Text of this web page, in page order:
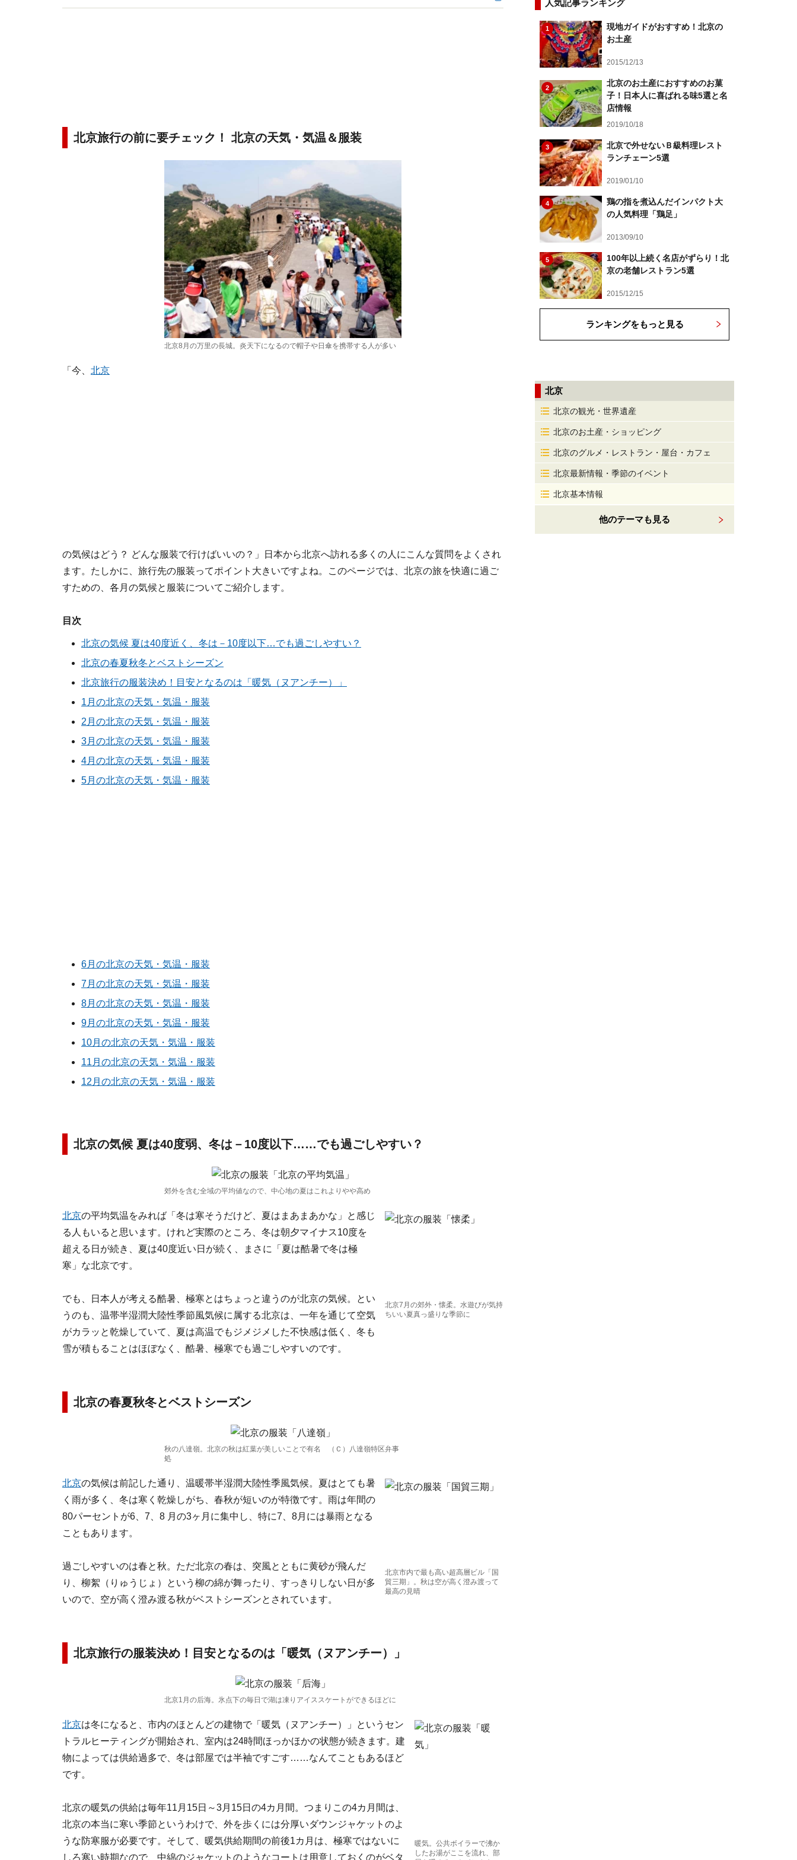
北京旅行の前に要チェック！ 北京の天気・気温＆服装
北京8月の万里の長城。炎天下になるので帽子や日傘を携帯する人が多い
「今、 北京
の気候はどう？ どんな服装で行けばいいの？」日本から北京へ訪れる多くの人にこんな質問をよくされ
ます。たしかに、旅行先の服装ってポイント大きいですよね。このページでは、北京の旅を快適に過ご
すための、各月の気候と服装についてご紹介します。
目次
北京の気候 夏は40度近く、冬は－10度以下…でも過ごしやすい？
北京の春夏秋冬とベストシーズン
北京旅行の服装決め！目安となるのは「暖気（ヌアンチー）」
1月の北京の天気・気温・服装
2月の北京の天気・気温・服装
3月の北京の天気・気温・服装
4月の北京の天気・気温・服装
5月の北京の天気・気温・服装
6月の北京の天気・気温・服装
7月の北京の天気・気温・服装
8月の北京の天気・気温・服装
9月の北京の天気・気温・服装
10月の北京の天気・気温・服装
11月の北京の天気・気温・服装
12月の北京の天気・気温・服装
北京の気候 夏は40度弱、冬は－10度以下……でも過ごしやすい？
郊外を含む全域の平均値なので、中心地の夏はこれよりやや高め
北京7月の郊外・懐柔。水遊びが気持
ちいい夏真っ盛りな季節に
北京の平均気温をみれば「冬は寒そうだけど、夏はまあまあかな」と感じ
る人もいると思います。けれど実際のところ、冬は朝夕マイナス10度を
超える日が続き、夏は40度近い日が続く、まさに「夏は酷暑で冬は極
寒」な北京です。
でも、日本人が考える酷暑、極寒とはちょっと違うのが北京の気候。とい
うのも、温帯半湿潤大陸性季節風気候に属する北京は、一年を通じて空気
がカラッと乾燥していて、夏は高温でもジメジメした不快感は低く、冬も
雪が積もることはほぼなく、酷暑、極寒でも過ごしやすいのです。
北京の春夏秋冬とベストシーズン
秋の八達嶺。北京の秋は紅葉が美しいことで有名 （Ｃ）八達嶺特区弁事
処
北京市内で最も高い超高層ビル「国
貿三期」。秋は空が高く澄み渡って
最高の見晴
北京の気候は前記した通り、温暖帯半湿潤大陸性季風気候。夏はとても暑
く雨が多く、冬は寒く乾燥しがち、春秋が短いのが特徴です。雨は年間の
80パーセントが6、7、8 月の3ヶ月に集中し、特に7、8月には暴雨となる
こともあります。
過ごしやすいのは春と秋。ただ北京の春は、突風とともに黄砂が飛んだ
り、柳絮（りゅうじょ）という柳の綿が舞ったり、すっきりしない日が多
いので、空が高く澄み渡る秋がベストシーズンとされています。
北京旅行の服装決め！目安となるのは「暖気（ヌアンチー）」
北京1月の后海。氷点下の毎日で湖は凍りアイススケートができるほどに
暖気。公共ボイラーで沸か
したお湯がここを流れ、部
北京は冬になると、市内のほとんどの建物で「暖気（ヌアンチー）」というセン
トラルヒーティングが開始され、室内は24時間ほっかほかの状態が続きます。建
物によっては供給過多で、冬は部屋では半袖ですごす……なんてこともあるほど
です。
北京の暖気の供給は毎年11月15日～3月15日の4カ月間。つまりこの4カ月間は、
北京の本当に寒い季節というわけで、外を歩くには分厚いダウンジャケットのよ
うな防寒服が必要です。そして、暖気供給期間の前後1カ月は、極寒ではないに
しろ寒い時期なので、中綿のジャケットのようなコートは用意しておくのがベタ
人気記事ランキング
1
現地ガイドがおすすめ！北京の
お土産
2015/12/13
2
北京のお土産におすすめのお菓
子！日本人に喜ばれる味5選と名
店情報
2019/10/18
3
北京で外せないＢ級料理レスト
ランチェーン5選
2019/01/10
4
鶏の指を煮込んだインパクト大
の人気料理「鶏足」
2013/09/10
5
100年以上続く名店がずらり！北
京の老舗レストラン5選
2015/12/15
ランキングをもっと見る
北京
北京の観光・世界遺産
北京のお土産・ショッピング
北京のグルメ・レストラン・屋台・カフェ
北京最新情報・季節のイベント
北京基本情報
他のテーマも見る